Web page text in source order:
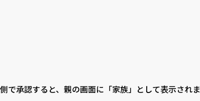
で承認すると、親の画面に「家族」として表示されま